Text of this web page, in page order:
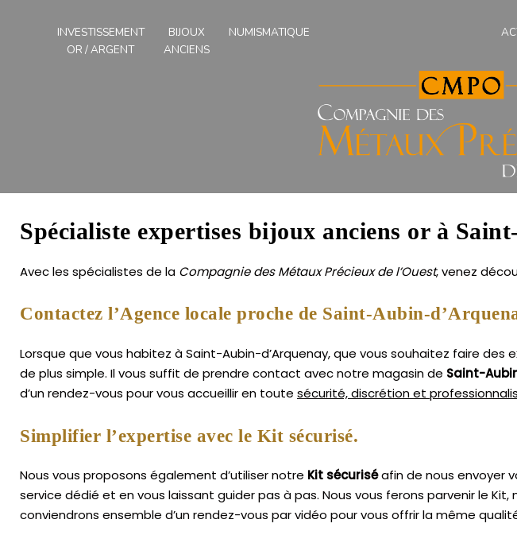
INVESTISSEMENT
OR / ARGENT
BIJOUX
ANCIENS
NUMISMATIQUE
Spécialiste expertises bijoux anciens or à
Avec les spécialistes de la Compagnie des Métaux Précieux de l’Ouest, venez
Contactez l’Agence locale proche de Saint-Aubin-
Lorsque que vous habitez à Saint-Aubin-d’Arquenay, que vous souhaitez faire
de plus simple. Il vous suffit de prendre contact avec notre magasin de Saint-
d’un rendez-vous pour vous accueillir en toute sécurité, discrétion et
Simplifier l’expertise avec le Kit sécurisé.
Nous vous proposons également d’utiliser notre Kit sécuriséafin de nous envoyer
service dédié et en vous laissant guider pas à pas. Nous vous ferons parvenir le
conviendrons ensemble d’un rendez-vous par vidéo pour vous offrir la même